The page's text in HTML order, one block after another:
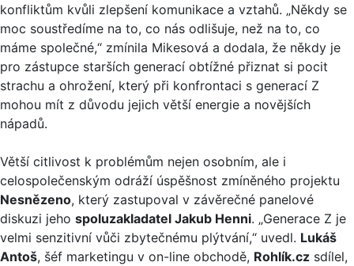
konfliktům kvůli zlepšení komunikace a vztahů. „Někdy se
moc soustředíme na to, co nás odlišuje, než na to, co
máme společné,“ zmínila Mikesová a dodala, že někdy je
pro zástupce starších generací obtížné přiznat si pocit
strachu a ohrožení, který při konfrontaci s generací Z
mohou mít z důvodu jejich větší energie a novějších
nápadů.
Větší citlivost k problémům nejen osobním, ale i
celospolečenským odráží úspěšnost zmíněného projektu
Nesnězeno, který zastupoval v závěrečné panelové
diskuzi jeho spoluzakladatel Jakub Henni. „Generace Z je
velmi senzitivní vůči zbytečnému plýtvání,“ uvedl. Lukáš
Antoš, šéf marketingu v on-line obchodě, Rohlík.cz sdílel,